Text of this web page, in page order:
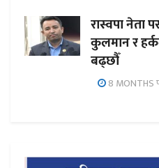
रास्वपा नेता
कुलमान र
बढ्छौँ
8 MONTHS